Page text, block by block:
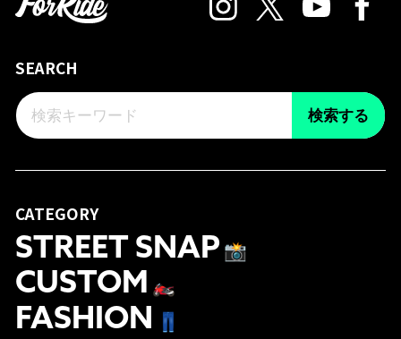
SEARCH
検索する
CATEGORY
STREET SNAP 📸
CUSTOM 🏍
FASHION 👖